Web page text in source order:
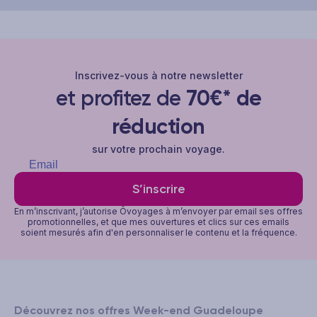
Inscrivez-vous à notre newsletter
et profitez de 70€* de
réduction
sur votre prochain voyage.
S’inscrire
En m’inscrivant, j’autorise Ôvoyages à m’envoyer par email ses offres
promotionnelles, et que mes ouvertures et clics sur ces emails
soient mesurés afin d'en personnaliser le contenu et la fréquence.
Découvrez nos offres Week-end Guadeloupe